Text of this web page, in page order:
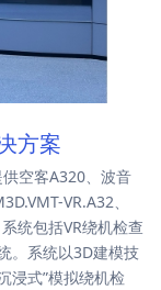
方案
空客A320、波音
VR.A32、
统包括VR绕机检查
。系统以3D建模技
浸式”模拟绕机检